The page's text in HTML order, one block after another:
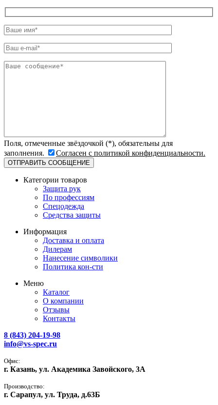
Поля, отмеченные звёздочкой (*), обязательны для
заполнения.
Согласен с политикой конфиденциальности.
Категории товаров
Защита рук
По профессиям
Спецодежда
Средства защиты
Информация
Доставка и оплата
Дилерам
Нанесение символики
Политика кон-сти
Меню
Каталог
О компании
Отзывы
Контакты
8 (843) 204-19-98
info@vs-spec.ru
Офис:
г. Казань, ул. Академика Завойского, 3А
Производство:
г. Сарапул, ул. Труда, д.63Б